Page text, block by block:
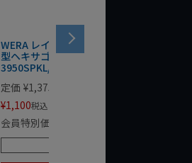
WERA レインボーステンレスL
型ヘキサゴンレンチ 4mm
3950SPKL/4
定価 ¥1,375
¥1,100税込
会員特別価格